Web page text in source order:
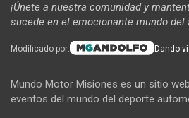
¡Únete a nuestra comunidad y
sucede en el emocionante mundo
Modificado por: Dando
Mundo Motor Misiones es un sitio
eventos del mundo del deporte